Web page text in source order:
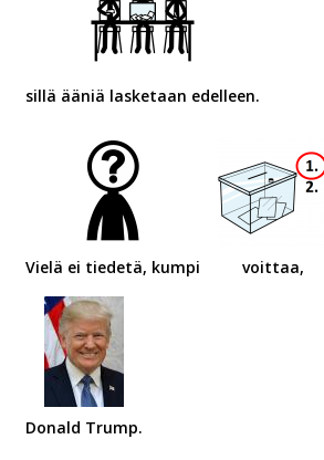
sillä ääniä lasketaan edelleen.
Vielä ei tiedetä, kumpi voittaa,
Donald Trump.